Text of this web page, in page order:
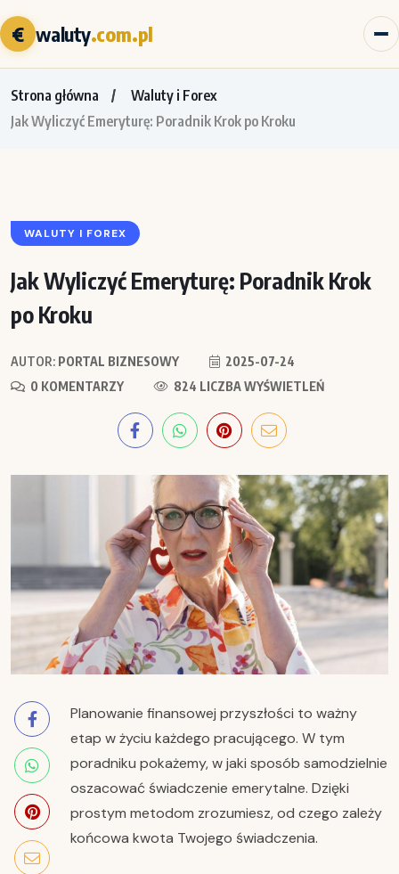
€ waluty.com.pl
Strona główna
Waluty i Forex
Jak Wyliczyć Emeryturę: Poradnik Krok po Kroku
WALUTY I FOREX
Jak Wyliczyć Emeryturę: Poradnik Krok
po Kroku
AUTOR: PORTAL BIZNESOWY
2025-07-24
0 KOMENTARZY
824 LICZBA WYŚWIETLEŃ
Planowanie finansowej przyszłości to ważny
etap w życiu każdego pracującego. W tym
poradniku pokażemy, w jaki sposób samodzielnie
oszacować świadczenie emerytalne. Dzięki
prostym metodom zrozumiesz, od czego zależy
końcowa kwota Twojego świadczenia.